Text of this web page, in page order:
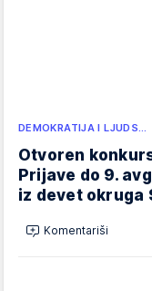
DEMOKRATIJA I LJUDS…
Otvoren
Prijave do 9.
iz devet okruga
Komentariši